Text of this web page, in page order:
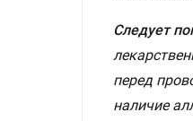
Следует
перед
наличие